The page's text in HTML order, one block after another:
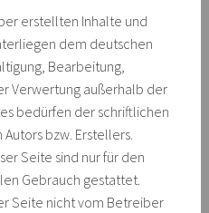
erstellten Inhalte und
dem deutschen
Bearbeitung,
Verwertung außerhalb der
bedürfen der schriftlichen
bzw. Erstellers.
Seite sind nur für den
Gebrauch gestattet.
Seite nicht vom Betreiber